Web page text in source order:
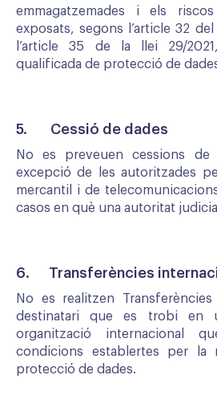
emmagatzemades i els
exposats, segons l’article 32 del
l’article 35 de la llei 29/
qualificada de protecció de
5. Cessió de dades
No es preveuen cessions de
excepció de les autoritzades
mercantil i de
casos en què una autoritat
6. Transferències
No es realitzen
destinatari que es trobi en
organització internacional
condicions establertes per la
protecció de dades.